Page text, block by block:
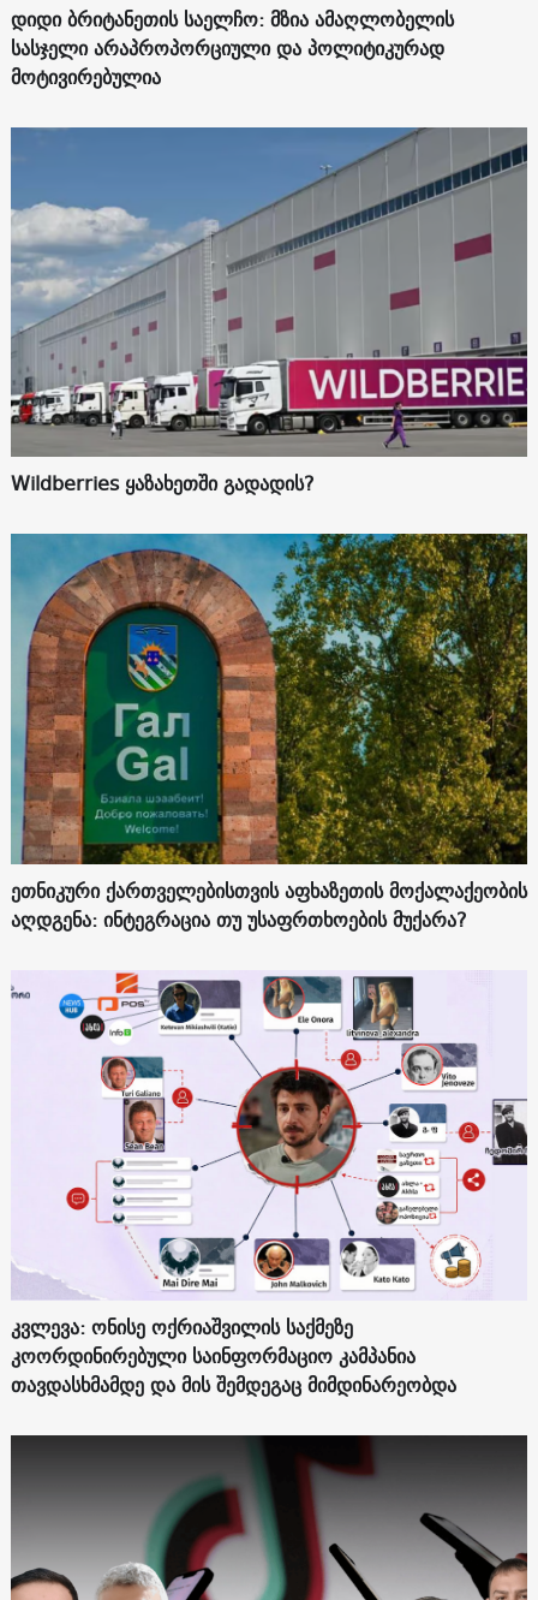
დიდი ბრიტანეთის საელჩო: მზია ამაღლობელის
სასჯელი არაპროპორციული და პოლიტიკურად
მოტივირებულია
Wildberries ყაზახეთში გადადის?
ეთნიკური ქართველებისთვის აფხაზეთის მოქალაქეობის
აღდგენა: ინტეგრაცია თუ უსაფრთხოების მუქარა?
კვლევა: ონისე ოქრიაშვილის საქმეზე
კოორდინირებული საინფორმაციო კამპანია
თავდასხმამდე და მის შემდეგაც მიმდინარეობდა